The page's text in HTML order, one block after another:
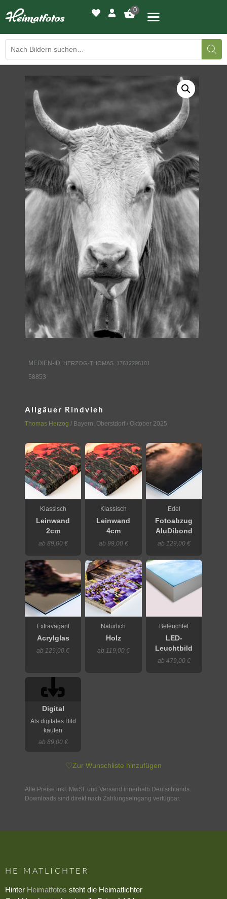
0
BILDERGALERIE
DRUCKQUALITÄTEN
LED-LEUCHTBILDER
WIR DRUCKEN IHR BILD
AUSSTELLUNGEN
HEIMATLICHTER
KONTAKT
MEDIEN-ID: HERZOG-THOMAS_17612296101
58853
Allgäuer Rindvieh
Thomas Herzog / Bayern, Oberstdorf / Oktober 2025
Klassisch
Leinwand
2cm
ab 89,00 €
Klassisch
Leinwand
4cm
ab 99,00 €
Edel
Fotoabzug
AluDibond
ab 129,00 €
Extravagant
Acrylglas
ab 129,00 €
Natürlich
Holz
ab 119,00 €
Beleuchtet
LED-
Leuchtbild
ab 479,00 €
Digital
Als digitales Bild
kaufen
ab 89,00 €
♡Zur Wunschliste hinzufügen
Alle Preise inkl. MwSt. und Versand innerhalb Deutschlands.
Downloads sind direkt nach Zahlungseingang verfügbar.
HEIMATLICHTER
Hinter Heimatfotos steht die Heimatlichter